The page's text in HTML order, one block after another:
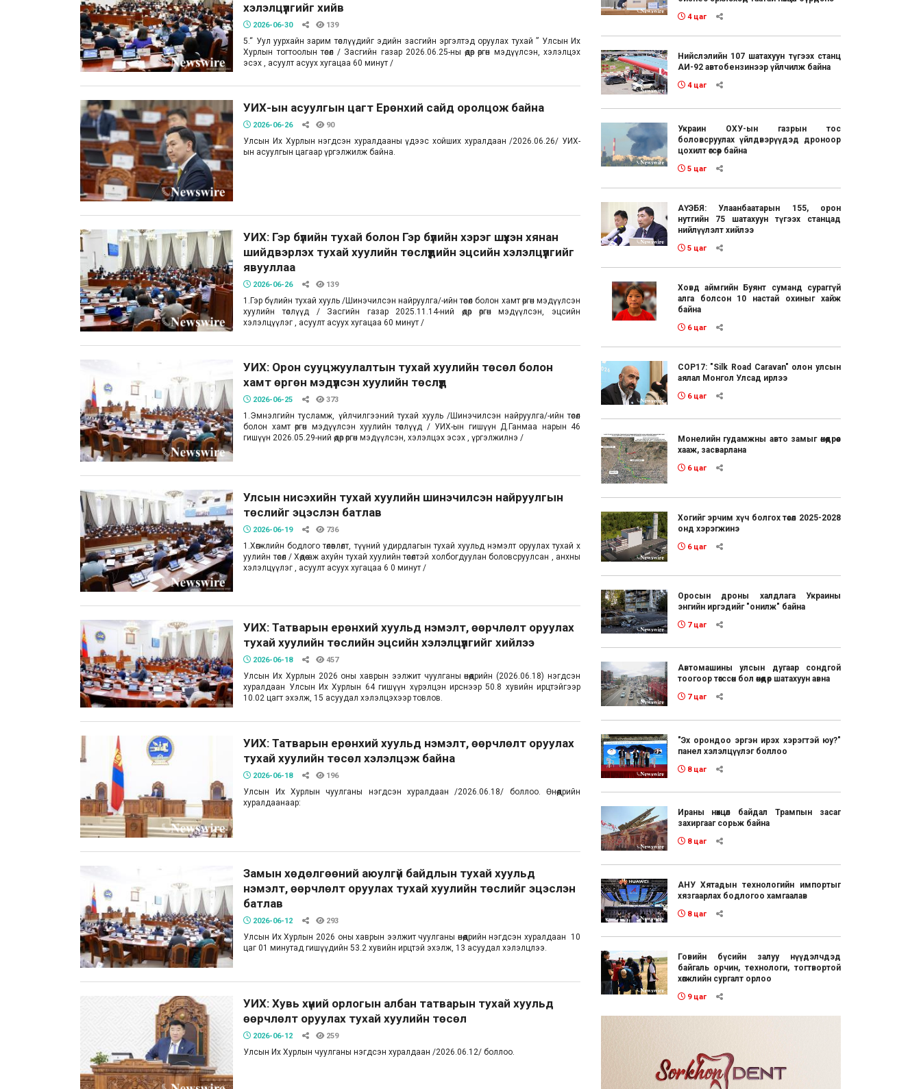
хэлэлцүүлгийг хийв
2026-06-30 139
5.“ Уул уурхайн зарим төслүүдийг эдийн засгийн эргэлтэд оруулах тухай ” Улсын Их
Хурлын тогтоолын төсөл / Засгийн газар 2026.06.25-ны өдөр өргөн мэдүүлсэн, хэлэлцэх
эсэх , асуулт асуух хугацаа 60 минут /
УИХ-ын асуулгын цагт Ерөнхий сайд оролцож байна
2026-06-26 90
Улсын Их Хурлын нэгдсэн хуралдааны үдээс хойших хуралдаан /2026.06.26/ УИХ-
ын асуулгын цагаар үргэлжилж байна.
УИХ: Гэр бүлийн тухай болон Гэр бүлийн хэрэг шүүхэн хянан
шийдвэрлэх тухай хуулийн төслүүдийн эцсийн хэлэлцүүлгийг
явууллаа
2026-06-26 139
1.Гэр бүлийн тухай хууль /Шинэчилсэн найруулга/-ийн төсөл болон хамт өргөн мэдүүлсэн
хуулийн төслүүд / Засгийн газар 2025.11.14-ний өдөр өргөн мэдүүлсэн, эцсийн
хэлэлцүүлэг , асуулт асуух хугацаа 60 минут /
УИХ: Орон сууцжуулалтын тухай хуулийн төсөл болон
хамт өргөн мэдүүлсэн хуулийн төслүүд
2026-06-25 373
1.Эмнэлгийн тусламж, үйлчилгээний тухай хууль /Шинэчилсэн найруулга/-ийн төсөл
болон хамт өргөн мэдүүлсэн хуулийн төслүүд / УИХ-ын гишүүн Д.Ганмаа нарын 46
гишүүн 2026.05.29-ний өдөр өргөн мэдүүлсэн, хэлэлцэх эсэх , үргэлжилнэ /
Улсын нисэхийн тухай хуулийн шинэчилсэн найруулгын
төслийг эцэслэн батлав
2026-06-19 736
1.Хөгжлийн бодлого төлөвлөлт, түүний удирдлагын тухай хуульд нэмэлт оруулах тухай х
уулийн төсөл / Хөдөө аж ахуйн тухай хуулийн төсөлтэй холбогдуулан боловсруулсан , анхны
хэлэлцүүлэг , асуулт асуух хугацаа 6 0 минут /
УИХ: Татварын ерөнхий хуульд нэмэлт, өөрчлөлт оруулах
тухай хуулийн төслийн эцсийн хэлэлцүүлгийг хийлээ
2026-06-18 457
Улсын Их Хурлын 2026 оны хаврын ээлжит чуулганы өнөөдрийн (2026.06.18) нэгдсэн
хуралдаан Улсын Их Хурлын 64 гишүүн хүрэлцэн ирснээр 50.8 хувийн ирцтэйгээр
10.02 цагт эхэлж, 15 асуудал хэлэлцэхээр товлов.
УИХ: Татварын ерөнхий хуульд нэмэлт, өөрчлөлт оруулах
тухай хуулийн төсөл хэлэлцэж байна
2026-06-18 196
Улсын Их Хурлын чуулганы нэгдсэн хуралдаан /2026.06.18/ боллоо. Өнөөдрийн
хуралдаанаар:
Замын хөдөлгөөний аюулгүй байдлын тухай хуульд
нэмэлт, өөрчлөлт оруулах тухай хуулийн төслийг эцэслэн
батлав
2026-06-12 293
Улсын Их Хурлын 2026 оны хаврын ээлжит чуулганы өнөөдрийн нэгдсэн хуралдаан 10
цаг 01 минутад гишүүдийн 53.2 хувийн ирцтэй эхэлж, 13 асуудал хэлэлцлээ.
УИХ: Хувь хүний орлогын албан татварын тухай хуульд
өөрчлөлт оруулах тухай хуулийн төсөл
2026-06-12 259
Улсын Их Хурлын чуулганы нэгдсэн хуралдаан /2026.06.12/ боллоо.
4 цаг
Нийслэлийн 107 шатахуун түгээх станц
АИ-92 автобензинээр үйлчилж байна
4 цаг
Украин ОХУ-ын газрын тос
боловсруулах үйлдвэрүүдэд дроноор
цохилт өгсөөр байна
5 цаг
АҮЭБЯ: Улаанбаатарын 155, орон
нутгийн 75 шатахуун түгээх станцад
нийлүүлэлт хийлээ
5 цаг
Ховд аймгийн Буянт суманд сураггүй
алга болсон 10 настай охиныг хайж
байна
6 цаг
COP17: "Silk Road Caravan" олон улсын
аялал Монгол Улсад ирлээ
6 цаг
Монелийн гудамжны авто замыг өнөөдрөөс
хааж, засварлана
6 цаг
Хогийг эрчим хүч болгох төсөл 2025-2028
онд хэрэгжинэ
6 цаг
Оросын дроны халдлага Украины
энгийн иргэдийг "онилж" байна
7 цаг
Автомашины улсын дугаар сондгой
тоогоор төгссөн бол өнөөдөр шатахуун авна
7 цаг
"Эх орондоо эргэн ирэх хэрэгтэй юу?"
панел хэлэлцүүлэг боллоо
8 цаг
Ираны нөхцөл байдал Трампын засаг
захиргааг сорьж байна
8 цаг
АНУ Хятадын технологийн импортыг
хязгаарлах бодлогоо хамгаалав
8 цаг
Говийн бүсийн залуу нүүдэлчдэд
байгаль орчин, технологи, тогтвортой
хөгжлийн сургалт орлоо
9 цаг